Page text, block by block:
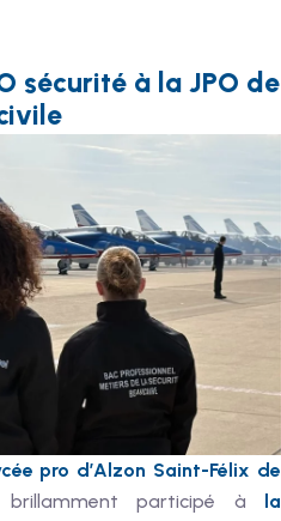
sécurité à la JPO de
pro d’Alzon Saint-Félix de
participé à la